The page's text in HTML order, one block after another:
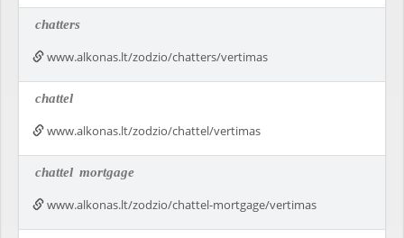
chatters
www.alkonas.lt/zodzio/chatters/vertimas
chattel
www.alkonas.lt/zodzio/chattel/vertimas
chattel mortgage
www.alkonas.lt/zodzio/chattel-mortgage/vertimas